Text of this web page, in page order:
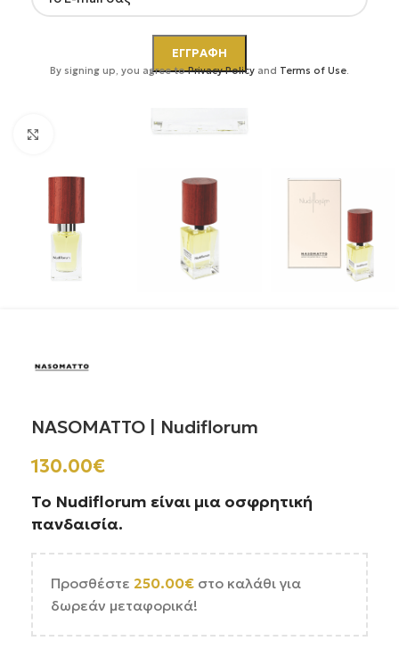
By signing up, you agree toPrivacy Policy and Terms of Use.
Κάντε κλικ για μεγέθυνση
NASOMATTO | Nudiflorum
130.00€
Το Nudiflorum είναι μια οσφρητική
πανδαισία.
Προσθέστε 250.00€ στο καλάθι για
δωρεάν μεταφορικά!